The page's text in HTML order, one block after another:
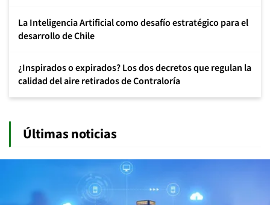
La Inteligencia Artificial como desafío estratégico para el
desarrollo de Chile
¿Inspirados o expirados? Los dos decretos que regulan la
calidad del aire retirados de Contraloría
Últimas noticias